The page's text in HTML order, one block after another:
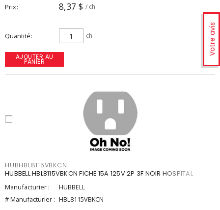
Votre avis
Prix 8,37 $ / ch
Quantité ch
AJOUTER AU
PANIER
HUBHBL8115VBKCN
HUBBELL HBL8115VBKCN FICHE 15A 125V 2P 3F NOIR HOSPITAL
Manufacturier :
HUBBELL
# Manufacturier : HBL8115VBKCN